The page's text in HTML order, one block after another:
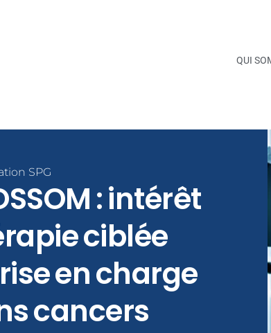
QUI
SPG
: intérêt
ciblée
en charge
cancers